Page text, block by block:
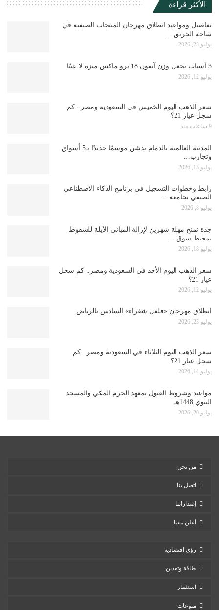
الأكثر قراءة
تفاصيل ومواعيد انطلاق مهرجان المنتجات الصيفية في
ساحة الحريق…
يوليو 23, 2026
3 أسباب تجعل وزن آيفون 18 برو ماكس ميزة لا عيبًا
يوليو 12, 2026
سعر الذهب اليوم الخميس في السعودية ومصر.. كم
سجل عيار 21؟
9 ساعات منذ
المدينة العالمية بالدمام تدشن موسمًا جديدًا بـ5 أسواق
وتجارب…
يوليو 13, 2026
رابط وخطوات التسجيل في برنامج الذكاء الاصطناعي
الصيفي بجامعة…
يوليو 8, 2026
جدة تمنح مهلة شهرين لإزالة المباني الآيلة للسقوط
بمحيط سوق…
يوليو 18, 2026
سعر الذهب اليوم الأحد في السعودية ومصر.. كم سجل
عيار 21؟
يوليو 12, 2026
انطلاق مهرجان «فلفل شقراء» السادس بالرياض
يوليو 23, 2026
سعر الذهب اليوم الثلاثاء في السعودية ومصر.. كم
سجل عيار 21؟
يوليو 14, 2026
مواعيد وشروط القبول بمعهد الحرم المكي والمسجد
النبوي 1448هـ
يوليو 20, 2026
من نحن
اتصل بنا
إصداراتنا
أعلن معنا
رؤى اقتصادية
طاقة وتعدين
استثمار
منوعات